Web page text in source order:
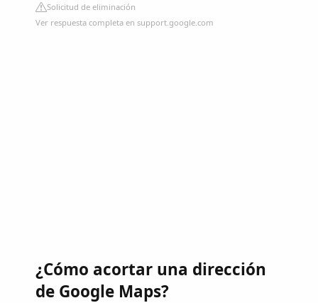
Solicitud de eliminación
Ver respuesta completa en support.google.com
¿Cómo acortar una dirección
de Google Maps?